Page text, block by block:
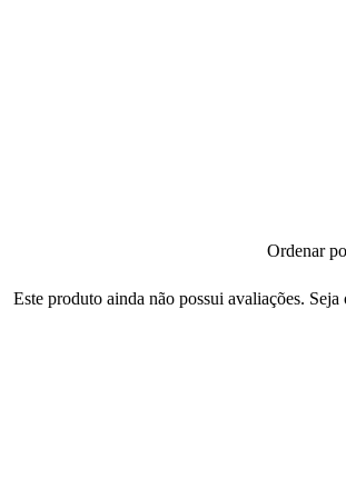
Ordenar
Este produto ainda não possui avaliações.